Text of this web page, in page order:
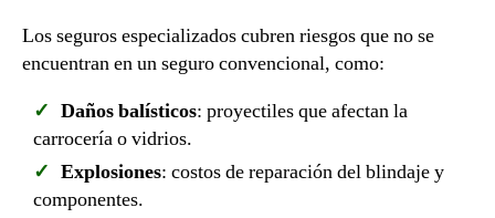
Los seguros especializados cubren riesgos que no se
encuentran en un seguro convencional, como:
Daños balísticos: proyectiles que afectan la
carrocería o vidrios.
Explosiones: costos de reparación del blindaje y
componentes.